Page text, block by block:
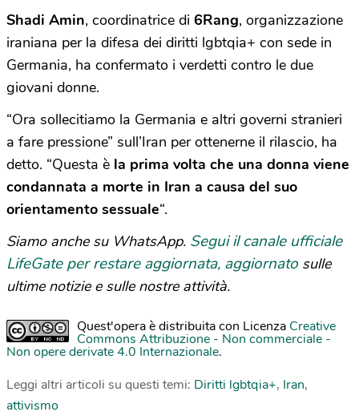
Shadi Amin, coordinatrice di 6Rang, organizzazione
iraniana per la difesa dei diritti lgbtqia+ con sede in
Germania, ha confermato i verdetti contro le due
giovani donne.
“Ora sollecitiamo la Germania e altri governi stranieri
a fare pressione” sull’Iran per ottenerne il rilascio, ha
detto. “Questa è la prima volta che una donna viene
condannata a morte in Iran a causa del suo
orientamento sessuale“.
Siamo anche su WhatsApp. Segui il canale ufficiale
LifeGate per restare aggiornata, aggiornato sulle
ultime notizie e sulle nostre attività.
Quest'opera è distribuita con Licenza Creative
Commons Attribuzione - Non commerciale -
Non opere derivate 4.0 Internazionale.
Leggi altri articoli su questi temi: Diritti lgbtqia+, Iran,
attivismo